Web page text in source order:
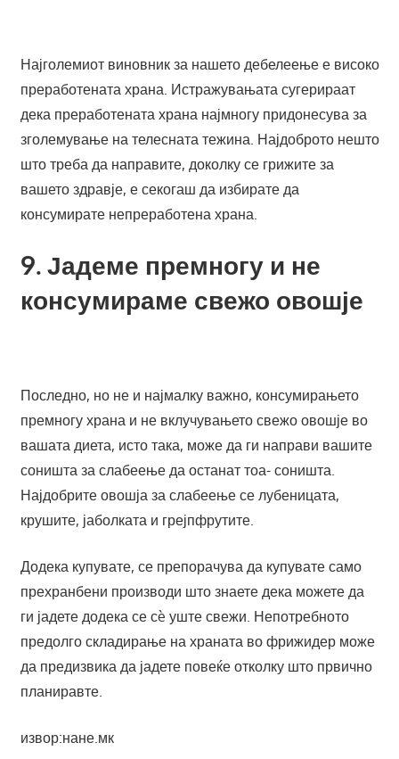
Најголемиот виновник за нашето дебелеење е високо
преработената храна. Истражувањата сугерираат
дека преработената храна најмногу придонесува за
зголемување на телесната тежина. Најдоброто нешто
што треба да направите, доколку се грижите за
вашето здравје, е секогаш да избирате да
консумирате непреработена храна.
9. Јадеме премногу и не
консумираме свежо овошје
Последно, но не и најмалку важно, консумирањето
премногу храна и не вклучувањето свежо овошје во
вашата диета, исто така, може да ги направи вашите
соништа за слабеење да останат тоа- соништа.
Најдобрите овошја за слабеење се лубеницата,
крушите, јаболката и грејпфрутите.
Додека купувате, се препорачува да купувате само
прехранбени производи што знаете дека можете да
ги јадете додека се сè уште свежи. Непотребното
предолго складирање на храната во фрижидер може
да предизвика да јадете повеќе отколку што првично
планиравте.
извор:нане.мк